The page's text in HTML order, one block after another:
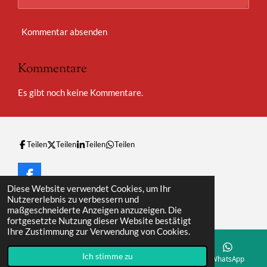
Diese Website verwendet Cookies, um Ihr
Nutzererlebnis zu verbessern und
maßgeschneiderte Anzeigen anzuzeigen. Die
fortgesetzte Nutzung dieser Website bestätigt
Ihre Zustimmung zur Verwendung von Cookies.
Ich stimme zu
Kommentar absenden
Kommentare
Es gibt noch keine Kommentare.
Teilen Teilen Teilen Teilen
F
a
c
e
b
o
o
© 2023 - 2026 Marokko Nachrichtenüberblick
Mit Unterstützung von Webador
Karte WhatsApp